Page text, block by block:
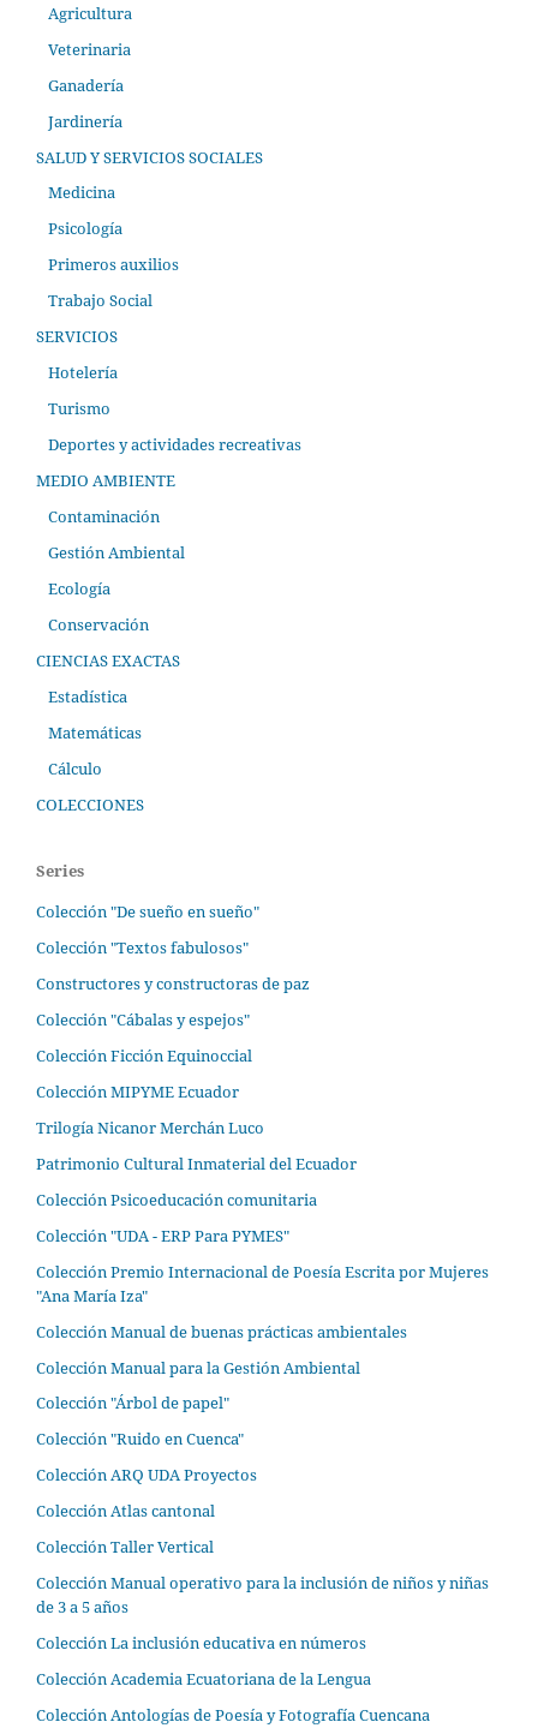
Agricultura
Veterinaria
Ganadería
Jardinería
SALUD Y SERVICIOS SOCIALES
Medicina
Psicología
Primeros auxilios
Trabajo Social
SERVICIOS
Hotelería
Turismo
Deportes y actividades recreativas
MEDIO AMBIENTE
Contaminación
Gestión Ambiental
Ecología
Conservación
CIENCIAS EXACTAS
Estadística
Matemáticas
Cálculo
COLECCIONES
Series
Colección "De sueño en sueño"
Colección "Textos fabulosos"
Constructores y constructoras de paz
Colección "Cábalas y espejos"
Colección Ficción Equinoccial
Colección MIPYME Ecuador
Trilogía Nicanor Merchán Luco
Patrimonio Cultural Inmaterial del Ecuador
Colección Psicoeducación comunitaria
Colección "UDA - ERP Para PYMES"
Colección Premio Internacional de Poesía Escrita por Mujeres
"Ana María Iza"
Colección Manual de buenas prácticas ambientales
Colección Manual para la Gestión Ambiental
Colección "Árbol de papel"
Colección "Ruido en Cuenca"
Colección ARQ UDA Proyectos
Colección Atlas cantonal
Colección Taller Vertical
Colección Manual operativo para la inclusión de niños y niñas
de 3 a 5 años
Colección La inclusión educativa en números
Colección Academia Ecuatoriana de la Lengua
Colección Antologías de Poesía y Fotografía Cuencana